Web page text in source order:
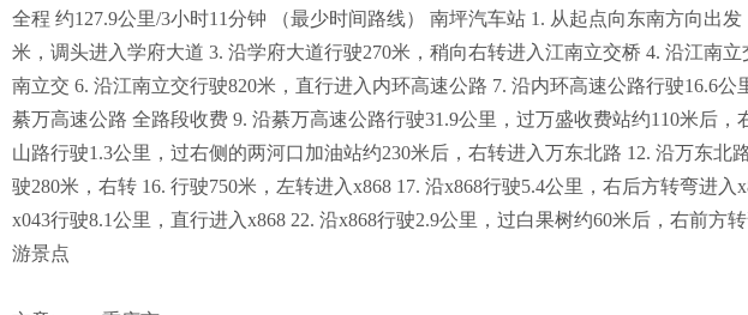
全程 约127.9公里/3小时11分钟 （最少时间路线） 南坪汽车站 1. 从起点向东南方向出
米，调头进入学府大道 3. 沿学府大道行驶270米，稍向右转进入江南立交桥 4. 沿江南
南立交 6. 沿江南立交行驶820米，直行进入内环高速公路 7. 沿内环高速公路行驶16.6
綦万高速公路 全路段收费 9. 沿綦万高速公路行驶31.9公里，过万盛收费站约110米后
山路行驶1.3公里，过右侧的两河口加油站约230米后，右转进入万东北路 12. 沿万东
驶280米，右转 16. 行驶750米，左转进入x868 17. 沿x868行驶5.4公里，右后方转弯进
x043行驶8.1公里，直行进入x868 22. 沿x868行驶2.9公里，过白果树约60米后，右前
游景点